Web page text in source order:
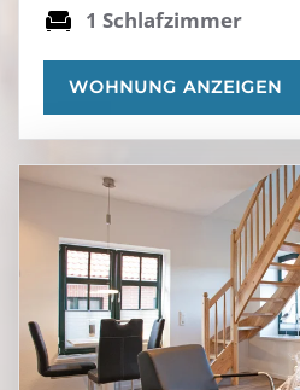
1 Schlafzimmer
WOHNUNG ANZEIGEN